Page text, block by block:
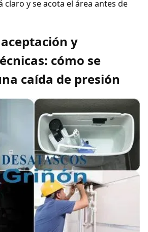
claro y se acota el área antes de
y
cómo se
caída de presión